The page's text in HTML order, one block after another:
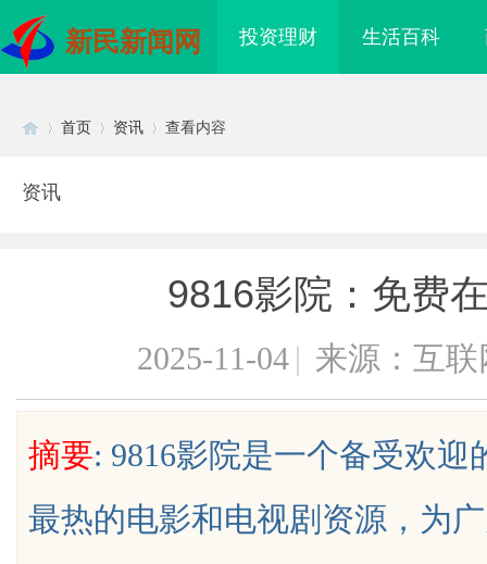
新民新闻网 投资理财 生活百科
首页 资讯 查看内容
资讯
9816影院：免费
2025-11-04 | 来源：互联
摘要: 9816影院是一个备受欢
最热的电影和电视剧资源，为